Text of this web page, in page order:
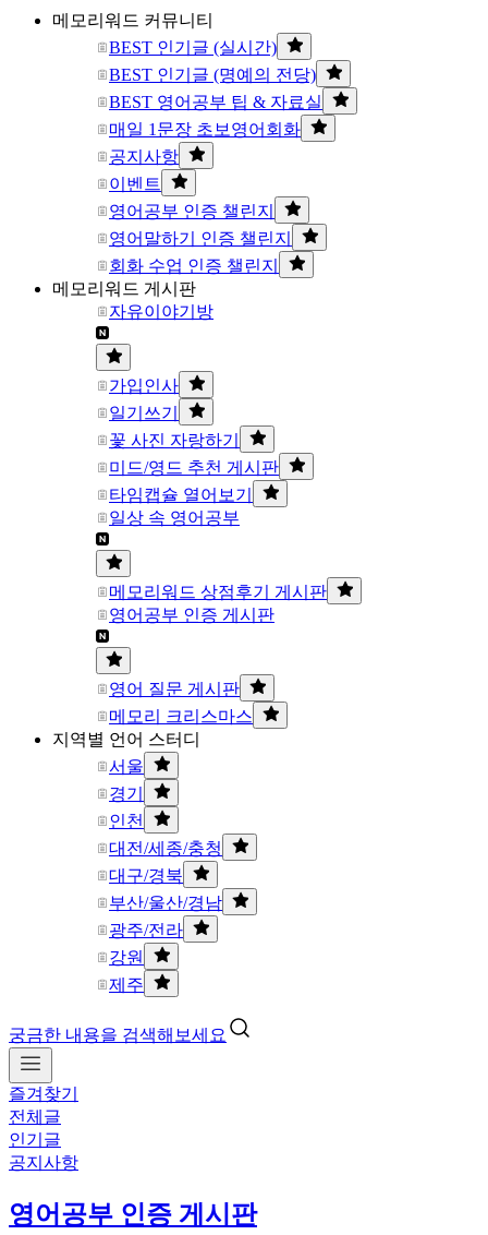
메모리워드 커뮤니티
BEST 인기글 (실시간)
BEST 인기글 (명예의 전당)
BEST 영어공부 팁 & 자료실
매일 1문장 초보영어회화
공지사항
이벤트
영어공부 인증 챌린지
영어말하기 인증 챌린지
회화 수업 인증 챌린지
메모리워드 게시판
자유이야기방
가입인사
일기쓰기
꽃 사진 자랑하기
미드/영드 추천 게시판
타임캡슐 열어보기
일상 속 영어공부
메모리워드 상점후기 게시판
영어공부 인증 게시판
영어 질문 게시판
메모리 크리스마스
지역별 언어 스터디
서울
경기
인천
대전/세종/충청
대구/경북
부산/울산/경남
광주/전라
강원
제주
궁금한 내용을 검색해보세요
즐겨찾기
전체글
인기글
공지사항
영어공부 인증 게시판